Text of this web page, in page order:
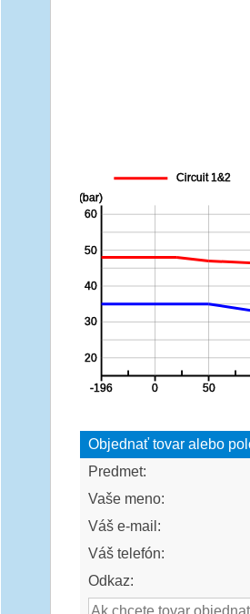
Objednať tovar alebo
Predmet:
Vaše meno:
Váš e-mail:
Váš telefón:
Odkaz: